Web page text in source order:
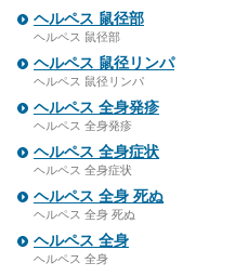
ヘルペス 鼠径部
ヘルペス 鼠径部
ヘルペス 鼠径リンパ
ヘルペス 鼠径リンパ
ヘルペス 全身発疹
ヘルペス 全身発疹
ヘルペス 全身症状
ヘルペス 全身症状
ヘルペス 全身 死ぬ
ヘルペス 全身 死ぬ
ヘルペス 全身
ヘルペス 全身